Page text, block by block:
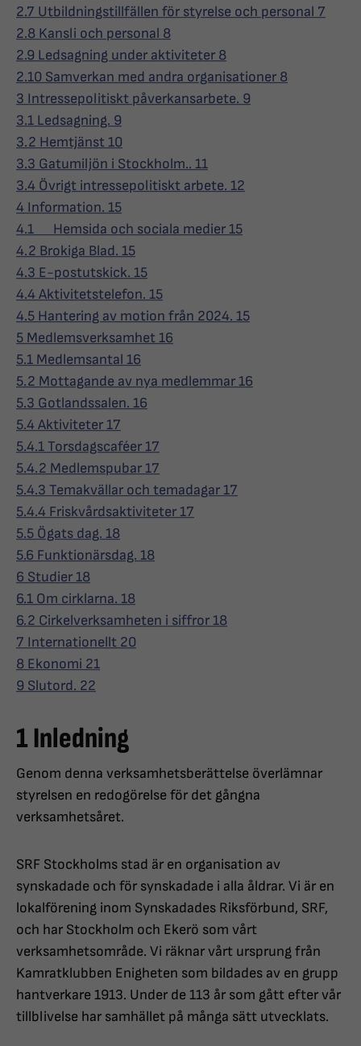
2.7 Utbildningstillfällen för styrelse och personal 7
2.8 Kansli och personal 8
2.9 Ledsagning under aktiviteter 8
2.10 Samverkan med andra organisationer 8
3 Intressepolitiskt påverkansarbete. 9
3.1 Ledsagning. 9
3.2 Hemtjänst 10
3.3 Gatumiljön i Stockholm.. 11
3.4 Övrigt intressepolitiskt arbete. 12
4 Information. 15
4.1 Hemsida och sociala medier 15
4.2 Brokiga Blad. 15
4.3 E-postutskick. 15
4.4 Aktivitetstelefon. 15
4.5 Hantering av motion från 2024. 15
5 Medlemsverksamhet 16
5.1 Medlemsantal 16
5.2 Mottagande av nya medlemmar 16
5.3 Gotlandssalen. 16
5.4 Aktiviteter 17
5.4.1 Torsdagscaféer 17
5.4.2 Medlemspubar 17
5.4.3 Temakvällar och temadagar 17
5.4.4 Friskvårdsaktiviteter 17
5.5 Ögats dag. 18
5.6 Funktionärsdag. 18
6 Studier 18
6.1 Om cirklarna. 18
6.2 Cirkelverksamheten i siffror 18
7 Internationellt 20
8 Ekonomi 21
9 Slutord. 22
1 Inledning
Genom denna verksamhetsberättelse överlämnar
styrelsen en redogörelse för det gångna
verksamhetsåret.
SRF Stockholms stad är en organisation av
synskadade och för synskadade i alla åldrar. Vi är en
lokalförening inom Synskadades Riksförbund, SRF,
och har Stockholm och Ekerö som vårt
verksamhetsområde. Vi räknar vårt ursprung från
Kamratklubben Enigheten som bildades av en grupp
hantverkare 1913. Under de 113 år som gått efter vår
tillblivelse har samhället på många sätt utvecklats.